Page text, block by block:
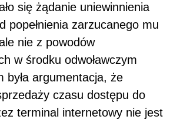
się żądanie uniewinnienia
popełnienia zarzucanego mu
nie z powodów
w środku odwoławczym
była argumentacja, że
czasu dostępu do
terminal internetowy nie jest